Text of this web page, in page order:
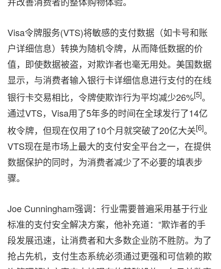
Visa令牌服务(VTS)将敏感的支付数据（如卡号和账
户详细信息）转换为随机令牌，从而降低数据的价
值， 即使数据被盗，对欺诈者也毫无用处。美国数据
显示，与消费者输入银行卡详细信息进行支付的在线
银行卡交易相比，令牌使欺诈行为平均减少26%[5]。
通过VTS，Visa用了5年多的时间在全球发行了14亿
枚令牌，但现在仅用了10个月就突破了20亿大关[6]。
VTS现在是市场上最大的支付安全平台之一，在提供
数据保护的同时，为消费者减少了不必要的填表步
骤。
Joe Cunningham强调：行业需要普遍采用基于行业
标准的支付安全解决方案，他补充道：“欺诈者的手
段发展迅速，让消费者和大多数企业防不胜防。为了
抢占先机，支付生态系统必须通过更强和可信赖的欺